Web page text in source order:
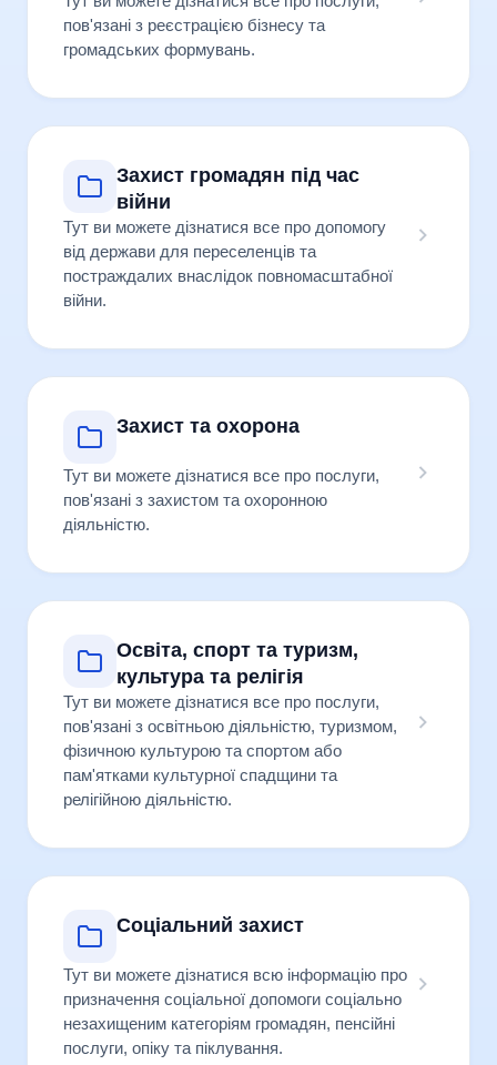
пов'язані з реєстрацією бізнесу та
громадських формувань.
Захист громадян під час
війни
Тут ви можете дізнатися все про допомогу
від держави для переселенців та
постраждалих внаслідок повномасштабної
війни.
Захист та охорона
Тут ви можете дізнатися все про послуги,
пов'язані з захистом та охоронною
діяльністю.
Освіта, спорт та туризм,
культура та релігія
Тут ви можете дізнатися все про послуги,
пов'язані з освітньою діяльністю, туризмом,
фізичною культурою та спортом або
пам'ятками культурної спадщини та
релігійною діяльністю.
Соціальний захист
Тут ви можете дізнатися всю інформацію про
призначення соціальної допомоги соціально
незахищеним категоріям громадян, пенсійні
послуги, опіку та піклування.